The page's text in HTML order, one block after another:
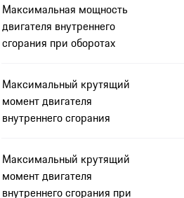
Максимальная мощность
двигателя внутреннего
сгорания при оборотах
Максимальный крутящий
момент двигателя
внутреннего сгорания
Максимальный крутящий
момент двигателя
внутреннего сгорания при